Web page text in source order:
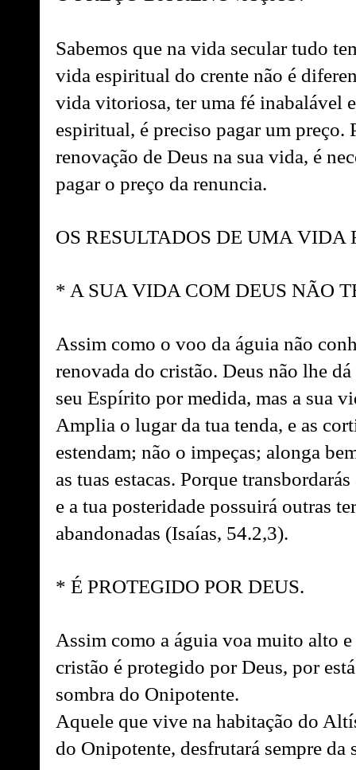
Sabemos que na vida secular tudo
vida espiritual do crente não é
vida vitoriosa, ter uma fé inabalável
espiritual, é preciso pagar um preço.
renovação de Deus na sua vida, é
pagar o preço da renuncia.
OS RESULTADOS DE UMA VIDA
* A SUA VIDA COM DEUS NÃO
Assim como o voo da águia não
renovada do cristão. Deus não lhe
seu Espírito por medida, mas a sua
Amplia o lugar da tua tenda, e as
estendam; não o impeças; alonga
as tuas estacas. Porque
e a tua posteridade possuirá outras
abandonadas (Isaías, 54.2,3).
* É PROTEGIDO POR DEUS.
Assim como a águia voa muito alto
cristão é protegido por Deus, por
sombra do Onipotente.
Aquele que vive na habitação do
do Onipotente, desfrutará sempre da